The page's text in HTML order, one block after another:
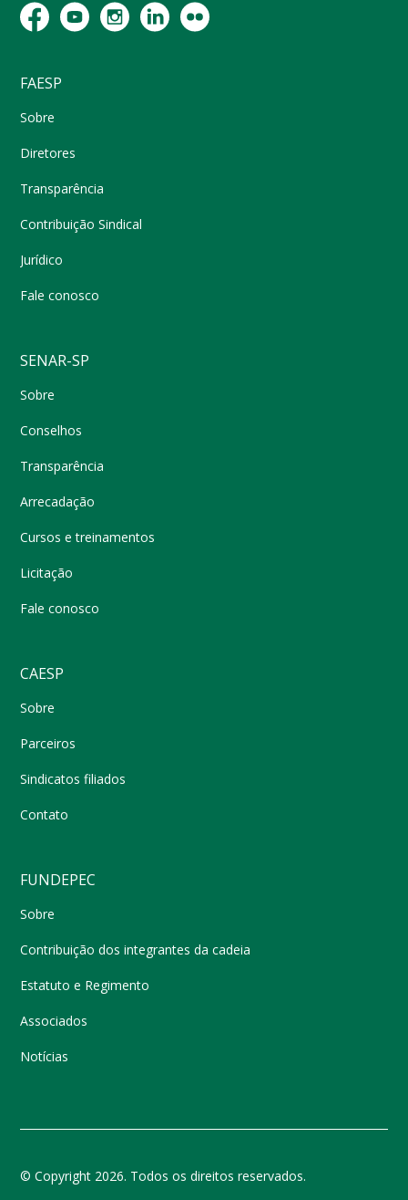
FAESP
Sobre
Diretores
Transparência
Contribuição Sindical
Jurídico
Fale conosco
SENAR-SP
Sobre
Conselhos
Transparência
Arrecadação
Cursos e treinamentos
Licitação
Fale conosco
CAESP
Sobre
Parceiros
Sindicatos filiados
Contato
FUNDEPEC
Sobre
Contribuição dos integrantes da cadeia
Estatuto e Regimento
Associados
Notícias
© Copyright 2026. Todos os direitos reservados.